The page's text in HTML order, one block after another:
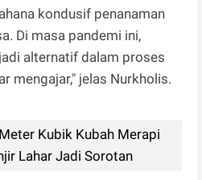
kondusif penanaman
Di masa pandemi ini,
alternatif dalam proses
mengajar," jelas Nurkholis.
Kubik Kubah Merapi
Lahar Jadi Sorotan